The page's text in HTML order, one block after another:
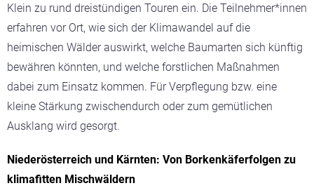
Klein zu rund dreistündigen Touren ein. Die Teilnehmer*innen
erfahren vor Ort, wie sich der Klimawandel auf die
heimischen Wälder auswirkt, welche Baumarten sich künftig
bewähren könnten, und welche forstlichen Maßnahmen
dabei zum Einsatz kommen. Für Verpflegung bzw. eine
kleine Stärkung zwischendurch oder zum gemütlichen
Ausklang wird gesorgt.
Niederösterreich und Kärnten: Von Borkenkäferfolgen zu
klimafitten Mischwäldern